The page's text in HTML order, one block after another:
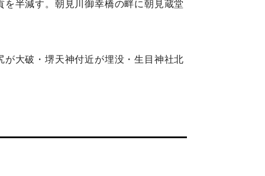
半減す。朝見川御幸橋の畔に朝見蔵堂
大破・堺天神付近が埋没・生目神社北